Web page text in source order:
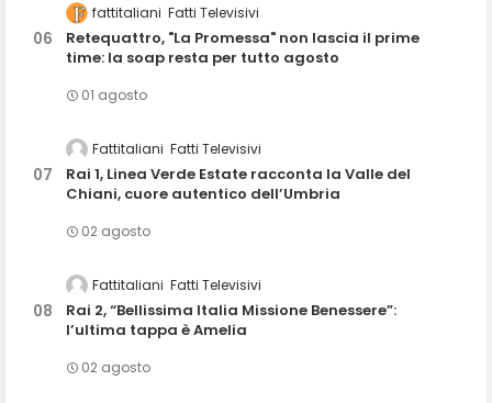
fattitaliani Fatti Televisivi
Retequattro, "La Promessa" non lascia il prime
time: la soap resta per tutto agosto
01 agosto
Fattitaliani Fatti Televisivi
Rai 1, Linea Verde Estate racconta la Valle del
Chiani, cuore autentico dell’Umbria
02 agosto
Fattitaliani Fatti Televisivi
Rai 2, “Bellissima Italia Missione Benessere”:
l’ultima tappa è Amelia
02 agosto